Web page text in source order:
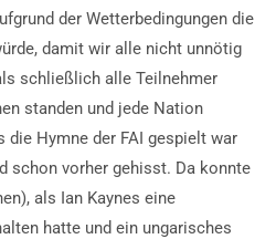
der Wetterbedingungen die
damit wir alle nicht unnötig
schließlich alle Teilnehmer
standen und jede Nation
die Hymne der FAI gespielt war
schon vorher gehisst. Da konnte
als Ian Kaynes eine
hatte und ein ungarisches